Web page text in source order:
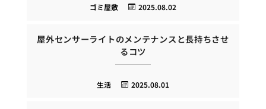
2025.08.02
ゴミ屋敷
屋外センサーライトのメンテナンスと長持ちさせ
るコツ
2025.08.01
生活